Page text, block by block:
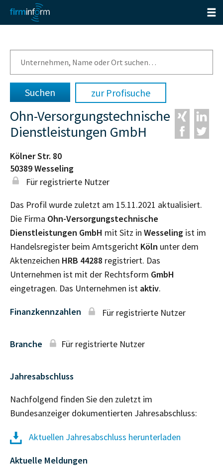
zur Profisuche
Ohn-Versorgungstechnische
Dienstleistungen GmbH
Kölner Str. 80
50389Wesseling
Für registrierte Nutzer
Das Profil wurde zuletzt am 15.11.2021 aktualisiert.
Die Firma Ohn-Versorgungstechnische
Dienstleistungen GmbH mit Sitz in Wesseling ist im
Handelsregister beim Amtsgericht Köln unter dem
Aktenzeichen HRB 44288 registriert. Das
Unternehmen ist mit der Rechtsform GmbH
eingetragen. Das Unternehmen ist aktiv.
Finanzkennzahlen Für registrierte Nutzer
Branche Für registrierte Nutzer
Jahresabschluss
Nachfolgend finden Sie den zuletzt im
Bundesanzeiger dokumentierten Jahresabschluss:
Aktuellen Jahresabschluss herunterladen
Aktuelle Meldungen